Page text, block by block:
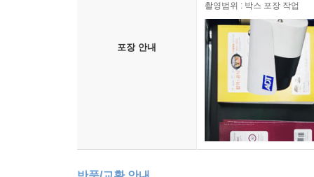
포장 안내
촬영범위 : 박스 포장 작업